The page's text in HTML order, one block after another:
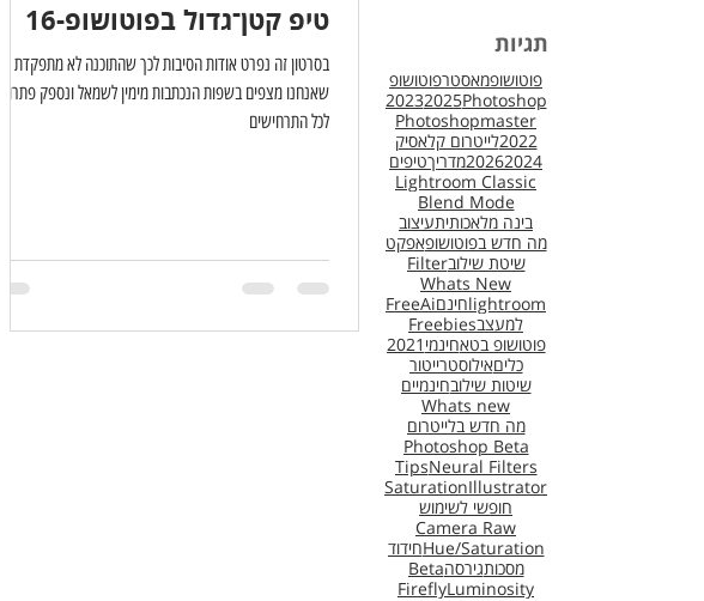
טיפ קטן־גדול בפוטושופ-16
בסרטון זה נפרט אודות הסיבות לכך שהתוכנה לא מתפקדת כמו
שאנחנו מצפים בשפות הנכתבות מימין לשמאל ונספק פתרונות
לכל התרחישים
תגיות
פוטושופמאסטרפוטושופ
Photoshop
2025
2023
Photoshopmaster
2022לייטרום קלאסיק
2024
2026מדריךטיפים
Lightroom Classic
Blend Mode
בינה מלאכותיתעיצוב
מה חדש בפוטושופאפקט
שיטת שילובFilter
Whats New
lightroomחינםAi
Free
למעצבFreebies
פוטושופ בטאחינמי 2021
כליםאילוסטרייטור
שיטות שילובחינמיים
Whats new
מה חדש בלייטרום
Photoshop Beta
Neural Filters
Tips
Illustrator
Saturation
חופשי לשימוש
Camera Raw
Hue/Saturationחידוד
מסכותגירסהBeta
Luminosity
Firefly